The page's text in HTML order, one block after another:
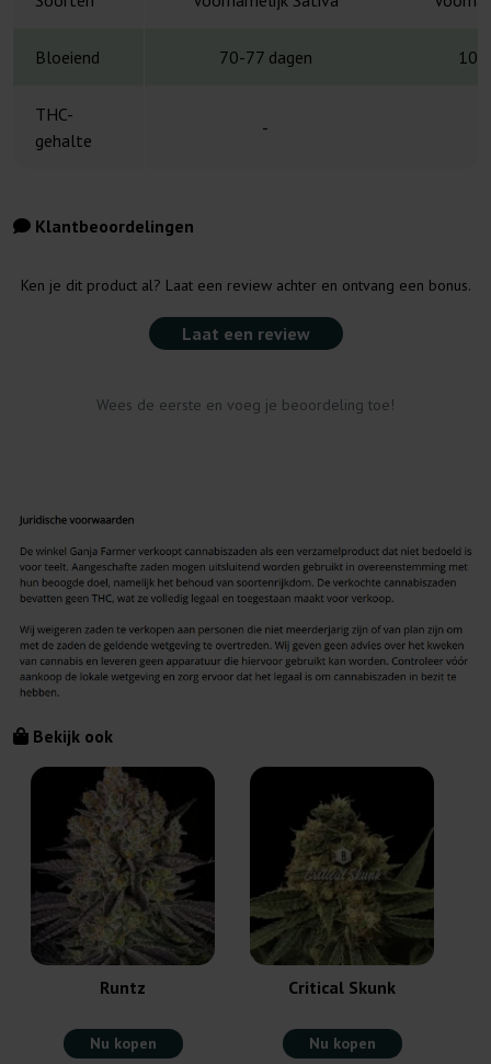
Bloeiend 70-77 dagen 10-
THC-
gehalte
-
Klantbeoordelingen
Ken je dit product al? Laat een review achter en ontvang een bonus.
Laat een review
Wees de eerste en voeg je beoordeling toe!
Bekijk ook
Runtz
Nu kopen
Critical Skunk
Nu kopen